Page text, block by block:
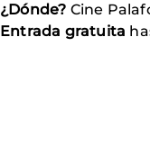
¿Dónde? Cine
Entrada gratuita